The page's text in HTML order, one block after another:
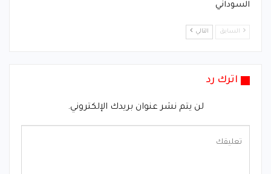
السوداني
السابق التالي
اترك رد
لن يتم نشر عنوان بريدك الإلكتروني.